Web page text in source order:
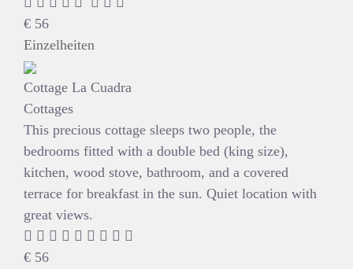
€ 56
Einzelheiten
Cottage La Cuadra
Cottages
This precious cottage sleeps two people, the
bedrooms fitted with a double bed (king size),
kitchen, wood stove, bathroom, and a covered
terrace for breakfast in the sun. Quiet location with
great views.
€ 56